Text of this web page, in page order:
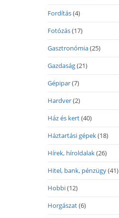
Fordítás(4)
Fotózás(17)
Gasztronómia(25)
Gazdaság(21)
Gépipar(7)
Hardver(2)
Ház és kert(40)
Háztartási gépek(18)
Hírek, híroldalak(26)
Hitel, bank, pénzügy(41)
Hobbi(12)
Horgászat(6)